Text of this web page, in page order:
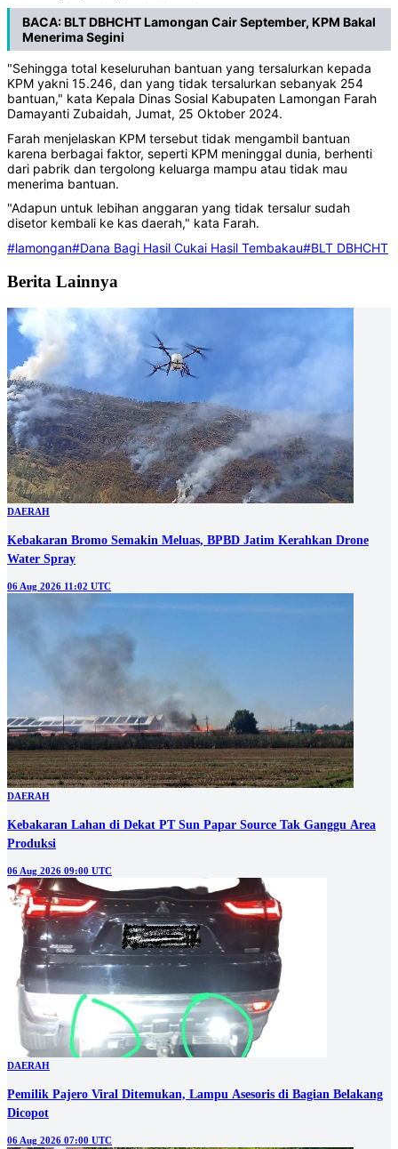
BACA:BLT DBHCHT Lamongan Cair September, KPM Bakal
Menerima Segini
"Sehingga total keseluruhan bantuan yang tersalurkan kepada
KPM yakni 15.246, dan yang tidak tersalurkan sebanyak 254
bantuan," kata Kepala Dinas Sosial Kabupaten Lamongan Farah
Damayanti Zubaidah, Jumat, 25 Oktober 2024.
Farah menjelaskan KPM tersebut tidak mengambil bantuan
karena berbagai faktor, seperti KPM meninggal dunia, berhenti
dari pabrik dan tergolong keluarga mampu atau tidak mau
menerima bantuan.
"Adapun untuk lebihan anggaran yang tidak tersalur sudah
disetor kembali ke kas daerah," kata Farah.
#lamongan#Dana Bagi Hasil Cukai Hasil Tembakau#BLT DBHCHT
Berita Lainnya
DAERAH
Kebakaran Bromo Semakin Meluas, BPBD Jatim Kerahkan Drone
Water Spray
06 Aug 2026 11:02 UTC
DAERAH
Kebakaran Lahan di Dekat PT Sun Papar Source Tak Ganggu Area
Produksi
06 Aug 2026 09:00 UTC
DAERAH
Pemilik Pajero Viral Ditemukan, Lampu Asesoris di Bagian Belakang
Dicopot
06 Aug 2026 07:00 UTC